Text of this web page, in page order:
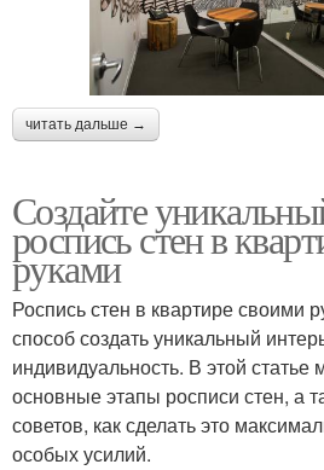
читать дальше →
Создайте
роспись стен в
руками
Роспись стен в квартире своими
способ создать уникальный
индивидуальность. В этой
основные этапы росписи стен, а
советов, как сделать это
особых усилий.